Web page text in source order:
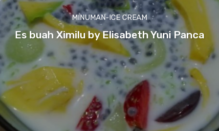
MINUMAN-ICE CREAM
Es buah Ximilu by Elisabeth Yuni Panca